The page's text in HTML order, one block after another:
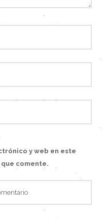
y web en este
comente.